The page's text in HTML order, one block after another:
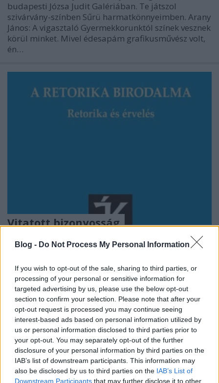
Blog - Do Not Process My Personal Information
If you wish to opt-out of the sale, sharing to third parties, or
processing of your personal or sensitive information for
targeted advertising by us, please use the below opt-out
section to confirm your selection. Please note that after your
opt-out request is processed you may continue seeing
interest-based ads based on personal information utilized by
us or personal information disclosed to third parties prior to
your opt-out. You may separately opt-out of the further
disclosure of your personal information by third parties on the
IAB’s list of downstream participants. This information may
also be disclosed by us to third parties on the IAB’s List of
Downstream Participants that may further disclose it to other
budapesti Józsa Judit Galériában. Te játszol
szivárvány-színben Sűrü harmatkönnyeimben. Arany
János: A vigasztaló Gyermekkorunktól színek vesznek
körül minket. Мivel édesapám grafikusművész volt,
én…
Vitatott bizonyosság
Az ékesszólás birodalma – retorika és érvelés
TINTA Könyvkiadó 2018. szeptember 04.
Az alábbi szöveg eredetileg a Magyar Időkben jelent
meg. A retorika birodalma óriási. Nemcsak a nyelv-
és irodalomtudományba, a stilisztikába nyúlnak át
területei, hanem a logikáéba és a filozófiáéba is.
Többek között erről győz meg Chaïm Perelman
könyve, amely Major Hajnalka fordításában jelent…